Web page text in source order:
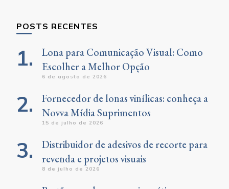
POSTS RECENTES
Lona para Comunicação Visual: Como
Escolher a Melhor Opção
6 de agosto de 2026
Fornecedor de lonas vinílicas: conheça a
Novva Mídia Suprimentos
15 de julho de 2026
Distribuidor de adesivos de recorte para
revenda e projetos visuais
8 de julho de 2026